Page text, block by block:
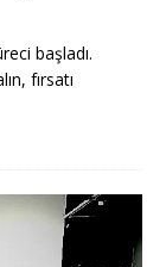
başladı.
fırsatı